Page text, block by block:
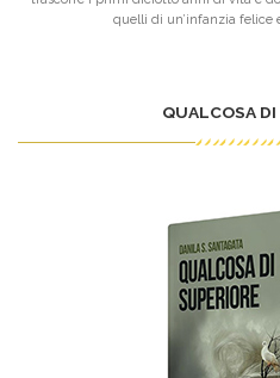
quelli di un’infanzia felice
QUALCOSA DI